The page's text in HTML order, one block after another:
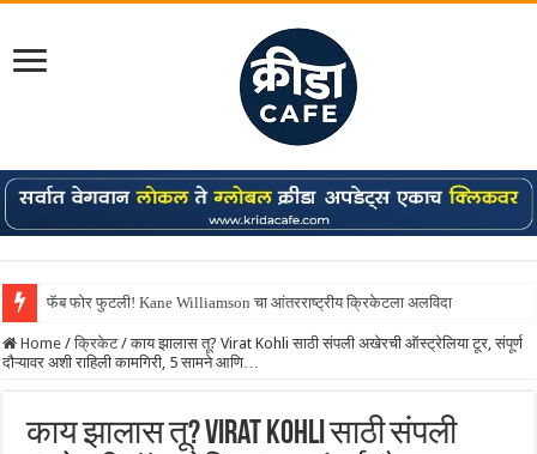
फॅब फोर फुटली! Kane Williamson चा आंतरराष्ट्रीय क्रिकेटला अलविदा
Home / क्रिकेट / काय झालास तू? Virat Kohli साठी संपली अखेरची ऑस्ट्रेलिया टूर, संपूर्ण
दौऱ्यावर अशी राहिली कामगिरी, 5 सामने आणि…
काय झालास तू? Virat Kohli साठी संपली